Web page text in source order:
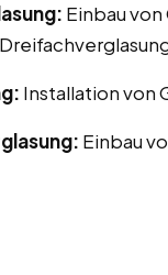
Einbau
Installation von
Einbau